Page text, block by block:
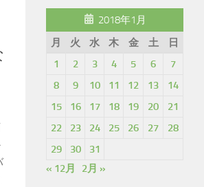
2018年1月
月
火 水 木 金 土
日
1
2 3 4 5 6
7
8
9 10 11 12 13
14
15
16 17 18 19 20
21
22
23 24 25 26 27
28
29
30
31
« 12月
2月 »